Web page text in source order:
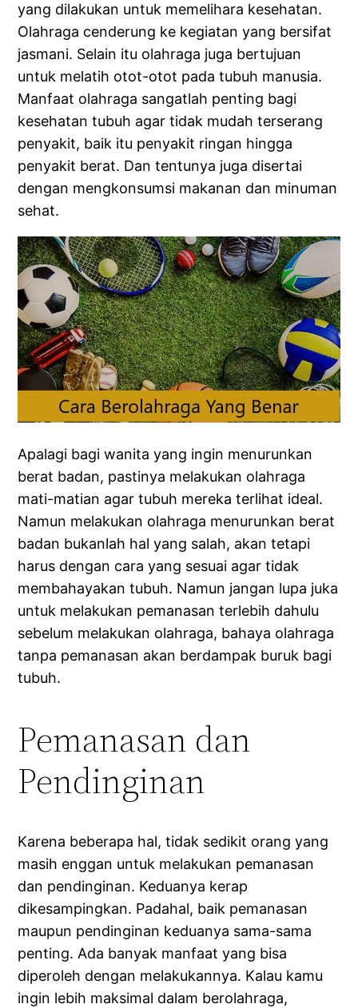
yang dilakukan untuk memelihara kesehatan.
Olahraga cenderung ke kegiatan yang bersifat
jasmani. Selain itu olahraga juga bertujuan
untuk melatih otot-otot pada tubuh manusia.
Manfaat olahraga sangatlah penting bagi
kesehatan tubuh agar tidak mudah terserang
penyakit, baik itu penyakit ringan hingga
penyakit berat. Dan tentunya juga disertai
dengan mengkonsumsi makanan dan minuman
sehat.
Apalagi bagi wanita yang ingin menurunkan
berat badan, pastinya melakukan olahraga
mati-matian agar tubuh mereka terlihat ideal.
Namun melakukan olahraga menurunkan berat
badan bukanlah hal yang salah, akan tetapi
harus dengan cara yang sesuai agar tidak
membahayakan tubuh. Namun jangan lupa juka
untuk melakukan pemanasan terlebih dahulu
sebelum melakukan olahraga, bahaya olahraga
tanpa pemanasan akan berdampak buruk bagi
tubuh.
Pemanasan dan
Pendinginan
Karena beberapa hal, tidak sedikit orang yang
masih enggan untuk melakukan pemanasan
dan pendinginan. Keduanya kerap
dikesampingkan. Padahal, baik pemanasan
maupun pendinginan keduanya sama-sama
penting. Ada banyak manfaat yang bisa
diperoleh dengan melakukannya. Kalau kamu
ingin lebih maksimal dalam berolahraga,